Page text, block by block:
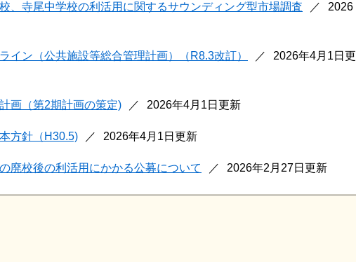
、寺尾中学校の利活用に関するサウンディング型市場調査
2026
イン（公共施設等総合管理計画）（R8.3改訂）
2026年4月1日更
画（第2期計画の策定) 2026年4月1日更新
方針（H30.5) 2026年4月1日更新
廃校後の利活用にかかる公募について 2026年2月27日更新